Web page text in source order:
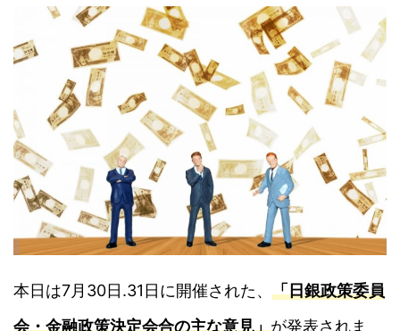
本日は7月30日.31日に開催された、 「日銀政策委員
会・金融政策決定会合の主な意見」が発表されま